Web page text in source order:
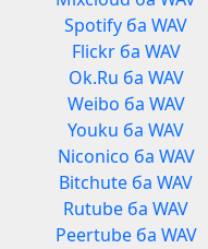
Spotify ба WAV
Flickr ба WAV
Ok.Ru ба WAV
Weibo ба WAV
Youku ба WAV
Niconico ба WAV
Bitchute ба WAV
Rutube ба WAV
Peertube ба WAV